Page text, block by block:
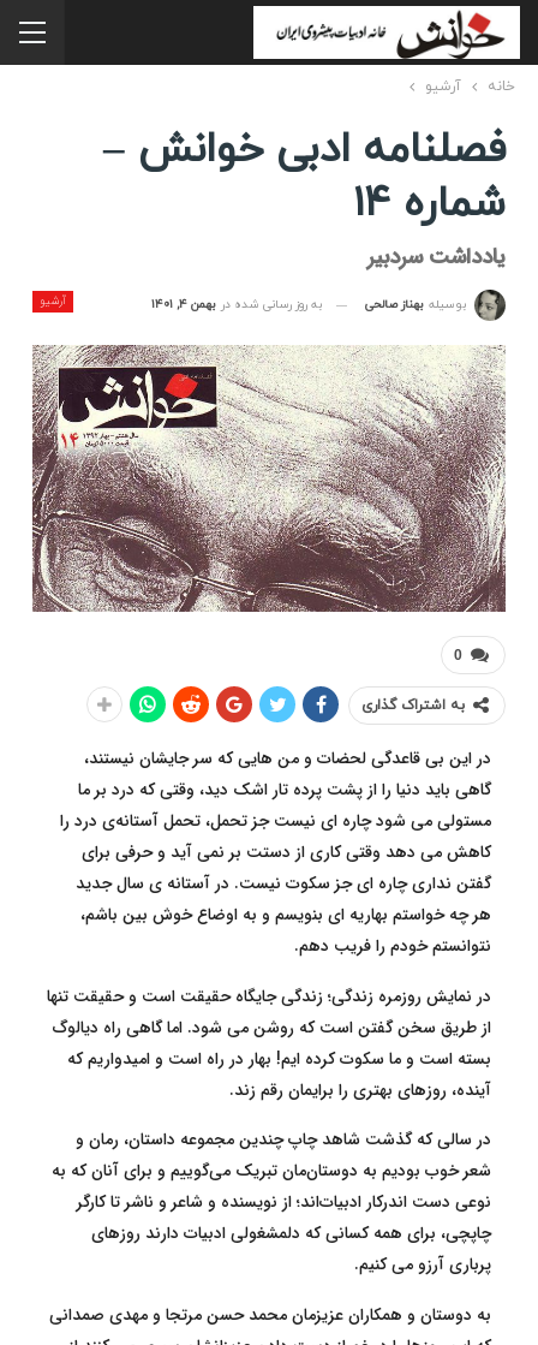
خانه آرشیو
فصلنامه ادبی خوانش –
شماره ۱۴
یادداشت سردبیر
آرشیو بوسیله بهناز صالحی به روز رسانی شده در بهمن ۴, ۱۴۰۱
0
به اشتراک گذاری
در این بی قاعدگی لحضات و من هایی که سر جایشان نیستند،
گاهی باید دنیا را از پشت پرده تار اشک دید، وقتی که درد بر ما
مستولی می شود چاره ای نیست جز تحمل، تحمل آستانه‌ی درد را
کاهش می دهد وقتی کاری از دستت بر نمی آید و حرفی برای
گفتن نداری چاره ای جز سکوت نیست. در آستانه ی سال جدید
هر چه خواستم بهاریه ای بنویسم و به اوضاع خوش بین باشم،
نتوانستم خودم را فریب دهم.
در نمایش روزمره زندگی؛ زندگی جایگاه حقیقت است و حقیقت تنها
از طریق سخن گفتن است که روشن می شود. اما گاهی راه دیالوگ
بسته است و ما سکوت کرده ایم! بهار در راه است و امیدواریم که
آینده، روزهای بهتری را برایمان رقم زند.
در سالی که گذشت شاهد چاپ چندین مجموعه داستان، رمان و
شعر خوب بودیم به دوستان‌مان تبریک می‌گوییم و برای آنان که به
نوعی دست‌ اندرکار ادبیات‌اند؛ از نویسنده و شاعر و ناشر تا کارگر
چاپچی، برای همه کسانی که دلمشغولی ادبیات دارند روزهای
پرباری آرزو می کنیم.
به دوستان و همکاران عزیزمان محمد حسن مرتجا و مهدی صمدانی